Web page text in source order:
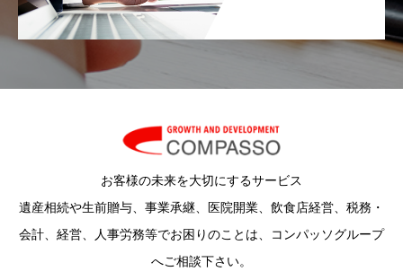
お客様の未来を大切にするサービス
遺産相続や生前贈与、事業承継、医院開業、飲食店経営、税務・
会計、経営、人事労務等でお困りのことは、コンパッソグループ
へご相談下さい。